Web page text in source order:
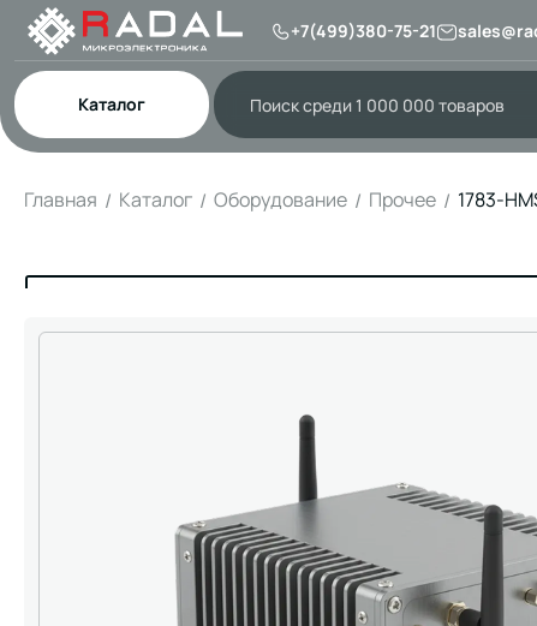
+7(499)380-75-21
Каталог
Главная Каталог Оборудование Прочее 1783-